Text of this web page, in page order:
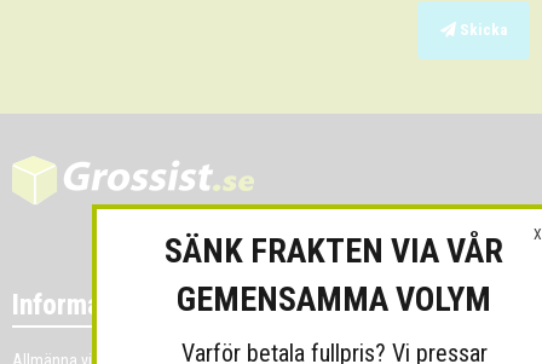
Skicka
Information
X
SÄNK FRAKTEN VIA VÅR
GEMENSAMMA VOLYM
Varför betala fullpris? Vi pressar